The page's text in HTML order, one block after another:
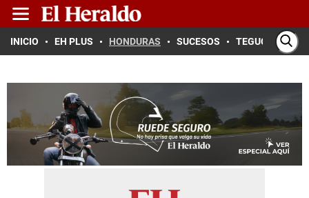
INICIO EH PLUS HONDURAS SUCESOS TEGUCIGALPA